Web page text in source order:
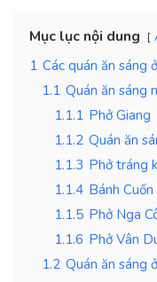
Mục lục nội dung
1 Các quán ăn sáng
1.1 Quán ăn sáng
1.1.1 Phở Giang
1.1.2 Quán ăn
1.1.3 Phở tráng
1.1.4 Bánh
1.1.5 Phở Nga
1.1.6 Phở Vân
1.2 Quán ăn sáng